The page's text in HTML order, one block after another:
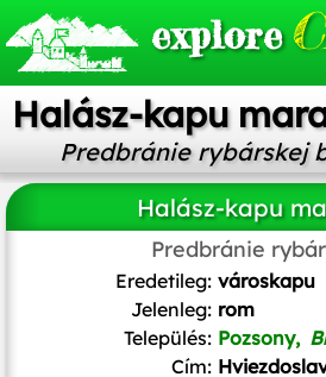
explore
Halász-kapu
Predbránie rybárskej
Halász-kapu
Predbránie
Eredetileg: városkapu
Jelenleg: rom
Település: Pozsony,
Cím: